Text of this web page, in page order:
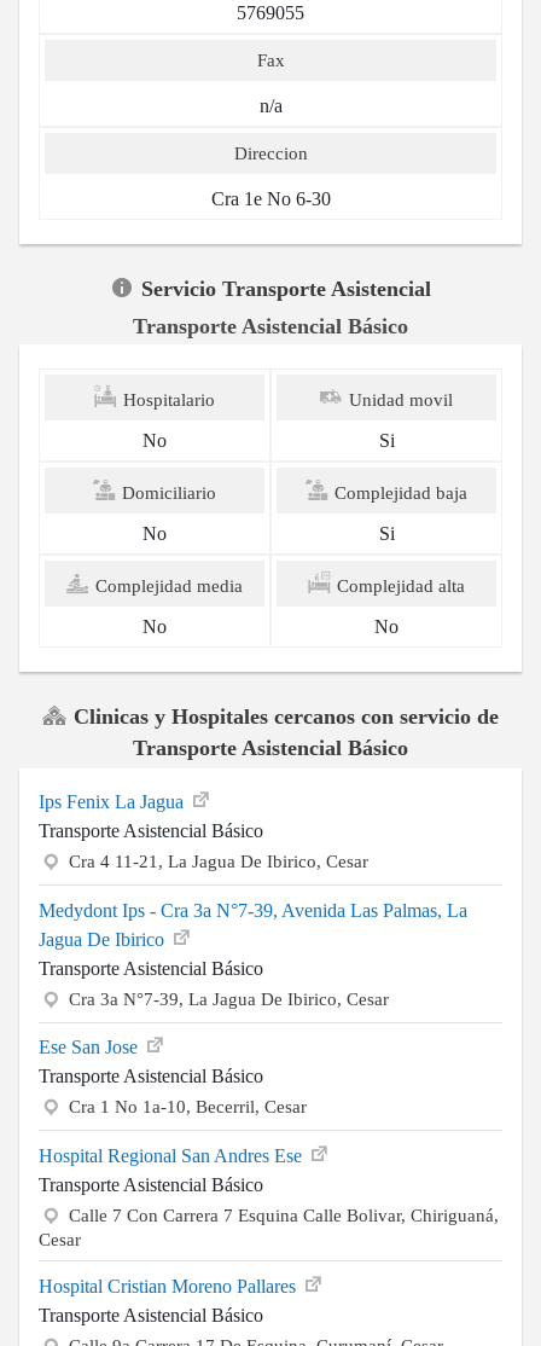
5769055
Fax
n/a
Direccion
Cra 1e No 6-30
Servicio Transporte Asistencial
Transporte Asistencial Básico
Hospitalario
No
Unidad movil
Si
Domiciliario
No
Complejidad baja
Si
Complejidad media
No
Complejidad alta
No
Clinicas y Hospitales cercanos con servicio de
Transporte Asistencial Básico
Ips Fenix La Jagua
Transporte Asistencial Básico
Cra 4 11-21, La Jagua De Ibirico, Cesar
Medydont Ips - Cra 3a N°7-39, Avenida Las Palmas, La
Jagua De Ibirico
Transporte Asistencial Básico
Cra 3a N°7-39, La Jagua De Ibirico, Cesar
Ese San Jose
Transporte Asistencial Básico
Cra 1 No 1a-10, Becerril, Cesar
Hospital Regional San Andres Ese
Transporte Asistencial Básico
Calle 7 Con Carrera 7 Esquina Calle Bolivar, Chiriguaná,
Cesar
Hospital Cristian Moreno Pallares
Transporte Asistencial Básico